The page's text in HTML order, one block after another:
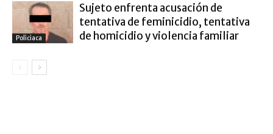
Policiaca
Sujeto enfrenta acusación de
tentativa de feminicidio, tentativa
de homicidio y violencia familiar